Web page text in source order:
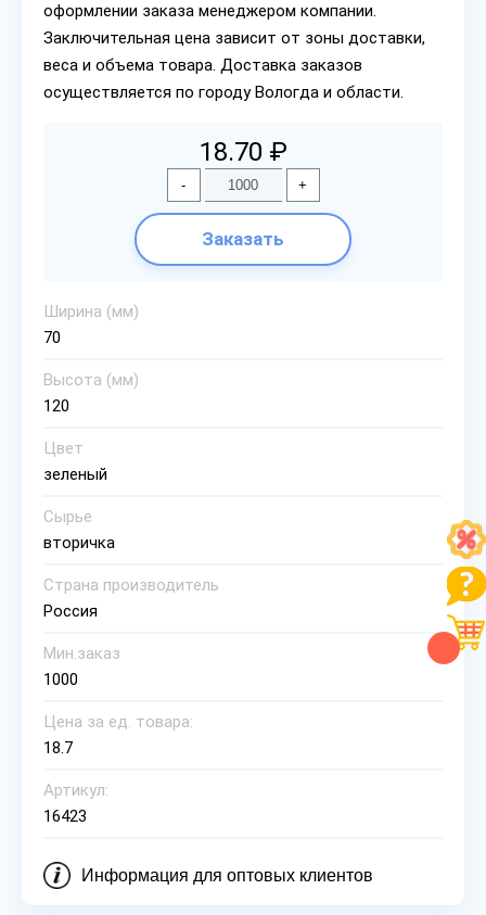
оформлении заказа менеджером компании.
Заключительная цена зависит от зоны доставки,
веса и объема товара. Доставка заказов
осуществляется по городу Вологда и области.
18.70 ₽
- +
Заказать
Ширина (мм)
70
Высота (мм)
120
Цвет
зеленый
Сырье
вторичка
Страна производитель
Россия
Мин.заказ
1000
Цена за ед. товара:
18.7
Артикул:
16423
Информация для оптовых клиентов